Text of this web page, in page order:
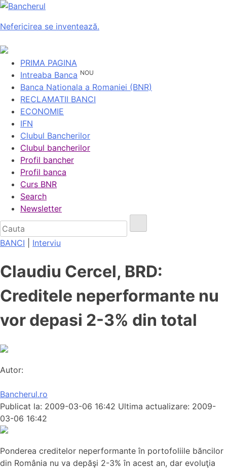
Nefericirea se inventează.
PRIMA PAGINA
Intreaba Banca NOU
Banca Nationala a Romaniei (BNR)
RECLAMATII BANCI
ECONOMIE
IFN
Clubul Bancherilor
Clubul bancherilor
Profil bancher
Profil banca
Curs BNR
Search
Newsletter
BANCI Interviu
Claudiu Cercel, BRD:
Creditele neperformante nu
vor depasi 2-3% din total
Autor:
Bancherul.ro
Publicat la: 2009-03-06 16:42 Ultima actualizare: 2009-
03-06 16:42
Ponderea creditelor neperformante în portofoliile băncilor
din România nu va depăşi 2-3% în acest an, dar evoluţia